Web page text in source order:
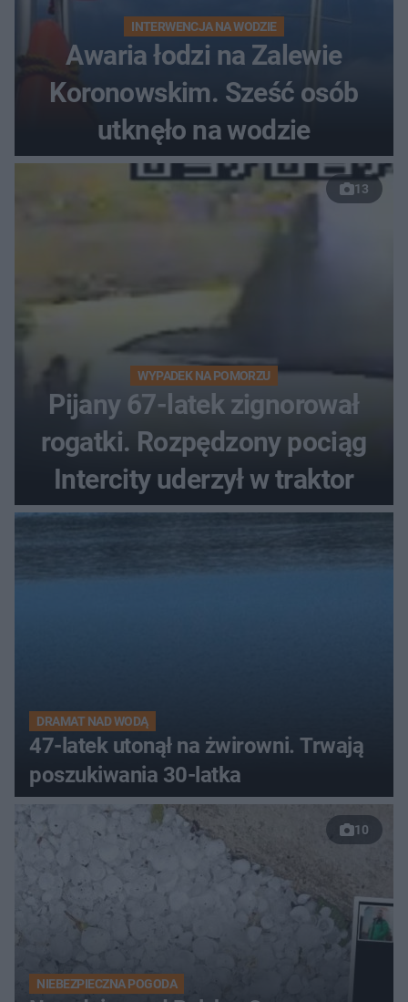
INTERWENCJA NA WODZIE
Awaria łodzi na Zalewie
Koronowskim. Sześć osób
utknęło na wodzie
13
WYPADEK NA POMORZU
Pijany 67-latek zignorował
rogatki. Rozpędzony pociąg
Intercity uderzył w traktor
DRAMAT NAD WODĄ
47-latek utonął na żwirowni. Trwają
poszukiwania 30-latka
10
NIEBEZPIECZNA POGODA